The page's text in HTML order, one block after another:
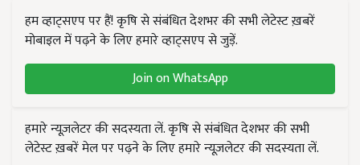
हम व्हाट्सएप पर हैं! कृषि से संबंधित देशभर की सभी लेटेस्ट ख़बरें
मोबाइल में पढ़ने के लिए हमारे व्हाट्सएप से जुड़ें.
Join on WhatsApp
हमारे न्यूज़लेटर की सदस्यता लें. कृषि से संबंधित देशभर की सभी
लेटेस्ट ख़बरें मेल पर पढ़ने के लिए हमारे न्यूज़लेटर की सदस्यता लें.